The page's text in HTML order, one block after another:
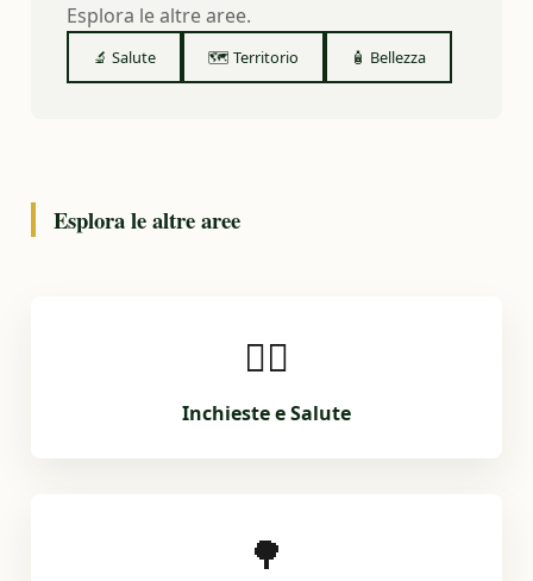
Esplora le altre aree.
🔬 Salute 🗺️ Territorio 🧴 Bellezza
Esplora le altre aree
🕵️‍♂️
Inchieste e Salute
🌳